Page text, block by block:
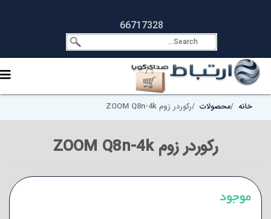
66717328
خانه محصولات رکوردر زوم ZOOM Q8n-4k
رکوردر زوم ZOOM Q8n-4k